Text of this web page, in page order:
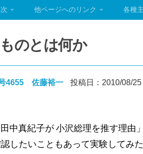
他ページへのリンク 各種
のとは何か
4655 佐藤裕一 投稿日：2010/08/
真紀子が 小沢総理を推す理由」
したいこともあって実験してみ